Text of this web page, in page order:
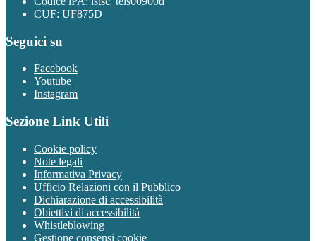
CUF: UF875D
Seguici su
Facebook
Youtube
Instagram
Sezione Link Utili
Cookie policy
Note legali
Informativa Privacy
Ufficio Relazioni con il Pubblico
Dichiarazione di accessibilità
Obiettivi di accessibilità
Whistleblowing
Gestione consensi cookie